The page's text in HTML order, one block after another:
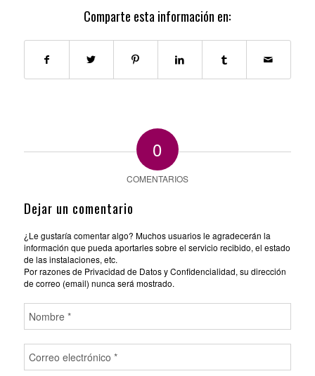
Comparte esta información en:
0
COMENTARIOS
Dejar un comentario
¿Le gustaría comentar algo? Muchos usuarios le agradecerán la
información que pueda aportarles sobre el servicio recibido, el estado
de las instalaciones, etc.
Por razones de Privacidad de Datos y Confidencialidad, su dirección
de correo (email) nunca será mostrado.